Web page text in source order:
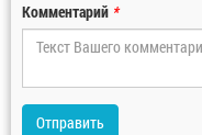
Комментарий *
Отправить